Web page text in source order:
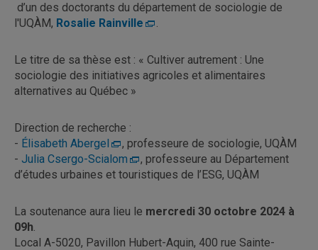
d’un des doctorants du département de sociologie de
l'UQÀM, Rosalie Rainville .
Le titre de sa thèse est : « Cultiver autrement : Une
sociologie des initiatives agricoles et alimentaires
alternatives au Québec »
Direction de recherche :
- Élisabeth Abergel
, professeure de sociologie, UQÀM
- Julia Csergo-Scialom
, professeure au Département
d’études urbaines et touristiques de l’ESG, UQÀM
La soutenance aura lieu le mercredi 30 octobre 2024 à
09h.
Local A-5020, Pavillon Hubert-Aquin, 400 rue Sainte-